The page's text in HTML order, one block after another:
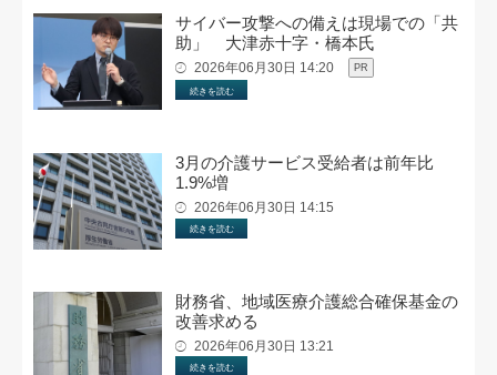
サイバー攻撃への備えは現場での「共
助」 大津赤十字・橋本氏
2026年06月30日 14:20 PR
続きを読む
3月の介護サービス受給者は前年比
1.9%増
2026年06月30日 14:15
続きを読む
財務省、地域医療介護総合確保基金の
改善求める
2026年06月30日 13:21
続きを読む